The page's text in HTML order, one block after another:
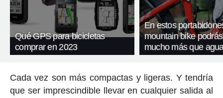
Qué GPS para bicicletas
comprar en 2023
En estos
mountain bike
mucho más que
Cada vez son más compactas y ligeras. Y tendría
que ser imprescindible llevar en cualquier salida al